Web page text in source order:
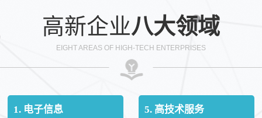
高新企业八大领域
EIGHT AREAS OF HIGH-TECH ENTERPRISES
1. 电子信息 5. 高技术服务